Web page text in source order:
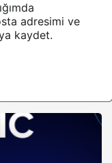
adresimi ve
kaydet.